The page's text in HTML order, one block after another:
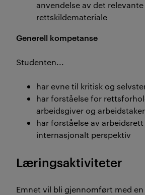
anvendelse av det relevante
rettskildemateriale
Generell kompetanse
Studenten...
har evne til kritisk og
har forståelse for
arbeidsgiver og arbeidstaker
har forståelse av arbeidsrett
internasjonalt perspektiv
Læringsaktiviteter
Emnet vil bli gjennomført med